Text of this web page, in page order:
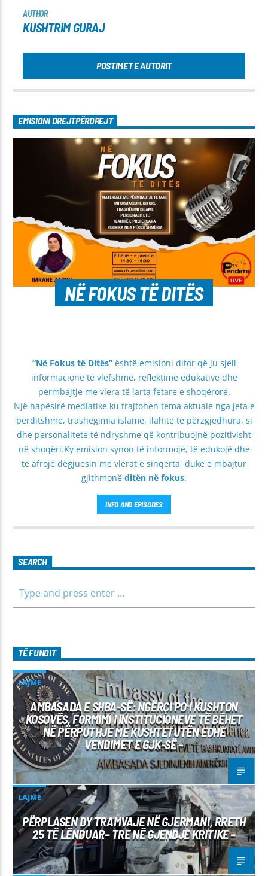
AUTHOR
KUSHTRIM GURAJ
POSTIMET E AUTORIT
EMISIONI DREJTPËRDREJT
NË FOKUS TË DITËS
“Në Fokus të Ditës”është emisioni ditor që ju sjell
informacione të vlefshme, reflektime edukative dhe
përmbajtje me vlera të larta fetare e shoqërore.
Një hapësirë mediatike ku trajtohen tema aktuale nga jeta e
përditshme, trashëgimia islame, ilahite të përzgjedhura, si
dhe personalitete të ndryshme që kontribuojnë pozitivisht
në shoqëri.Ky emision synon të informojë, të edukojë dhe
të afrojë dëgjuesin me vlerat e sinqerta, duke e mbajtur
gjithmonë ditën në fokus.
INFO AND EPISODES
SEARCH
TË FUNDIT
LAJME
AMBASADA E SHBA-SË: NGËRÇI PO I KUSHTON
KOSOVËS, FORMIMI I INSTITUCIONEVE TË BËHET
NË PËRPUTHJE ME KUSHTETUTËN EDHE
VENDIMET E GJK-SË –
LAJME
PËRPLASEN DY TRAMVAJE NË GJERMANI, RRETH
25 TË LËNDUAR– TRE NË GJENDJE KRITIKE –